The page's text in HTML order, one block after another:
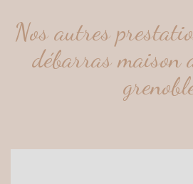
Nos autres
débarras maison